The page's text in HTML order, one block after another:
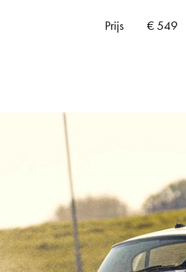
PORSCHE ONLY TRACKDAY
PORSCHE TRAVEL & TRACK
EXPERIENCE PORTIMÃO
Prijs € 549